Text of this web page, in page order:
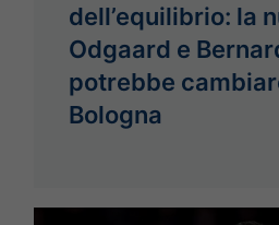
dell’equilibrio: la
Odgaard e
potrebbe
Bologna